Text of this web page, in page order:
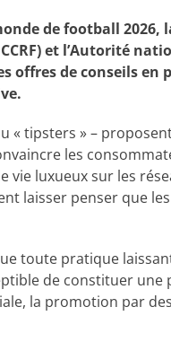
de football
et l’Autorité
offres de conseils
« tipsters » –
les
vie luxueux sur les
laisser penser que
toute pratique
de constituer
la promotion par